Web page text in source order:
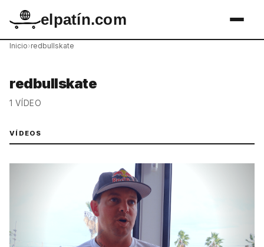
elpatín.com
Inicio›redbullskate
redbullskate
1 VÍDEO
VÍDEOS